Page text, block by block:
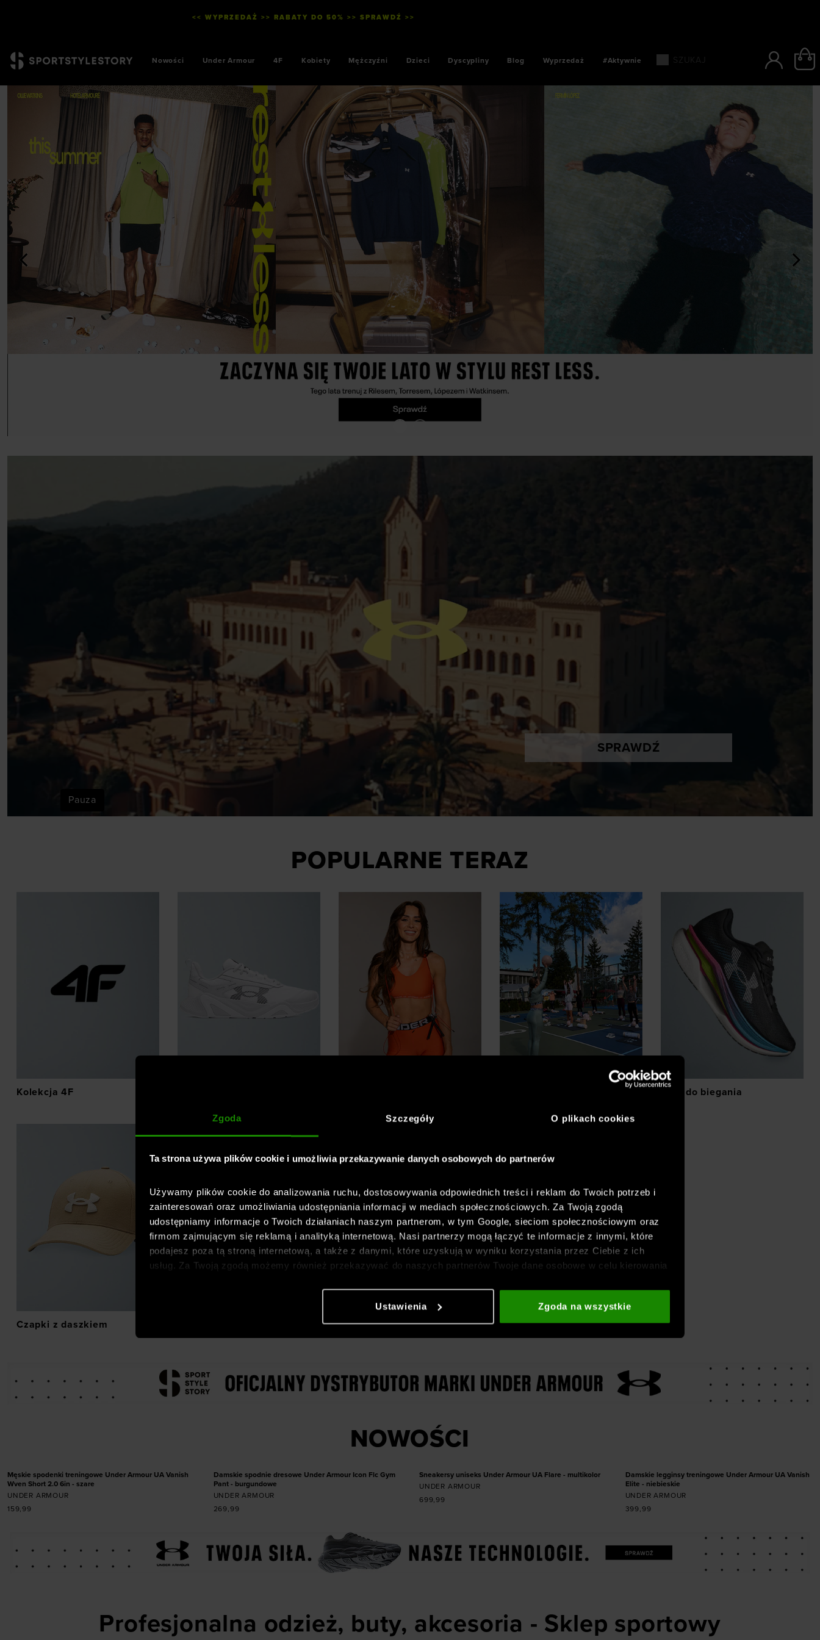
Zgoda Szczegóły O plikach cookies
Ta strona używa plików cookie i umożliwia przekazywanie danych osobowych do partnerów
Używamy plików cookie do analizowania ruchu, dostosowywania odpowiednich treści i reklam do Twoich potrzeb i
zainteresowań oraz umożliwiania udostępniania informacji w mediach społecznościowych. Za Twoją zgodą
udostępniamy informacje o Twoich działaniach naszym partnerom, w tym Google, sieciom społecznościowym oraz
firmom zajmującym się reklamą i analityką internetową. Nasi partnerzy mogą łączyć te informacje z innymi, które
podajesz poza tą stroną internetową, a także z danymi, które uzyskują w wyniku korzystania przez Ciebie z ich
usług. Za Twoją zgodą możemy również przekazywać do naszych partnerów Twoje dane osobowe w celu kierowania
społecznościowych). Szczegółowe informacje znajdziesz w naszej
Polityce prywatnościoraz sekcji „Szczegóły”
Ustawienia Zgoda na wszystkie
<< WYPRZEDAŻ >> RABATY DO 50% >> SPRAWDŹ >>
Nowości Under Armour 4F Kobiety Mężczyźni Dzieci Dyscypliny Blog Wyprzedaż #Aktywnie
<
SPRAWDŹ
Pauza
POPULARNE TERAZ
Kolekcja 4F Buty do biegania
Czapki z daszkiem
NOWOŚCI
Męskie spodenki treningowe Under Armour UA Vanish
Wven Short 2.0 6in - szare
UNDER ARMOUR
159,99
Dodaj produkt w rozmiarze
Damskie spodnie dresowe Under Armour Icon Flc Gym
Pant - burgundowe
UNDER ARMOUR
269,99
41 42
Sneakersy uniseks Under Armour UA Flare - multikolor
UNDER ARMOUR
699,99
Damskie legginsy treningowe Under Armour UA Vanish
Elite - niebieskie
UNDER ARMOUR
399,99
Profesjonalna odzież, buty, akcesoria - Sklep sportowy